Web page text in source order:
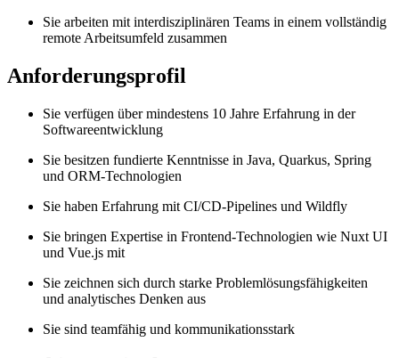
Sie arbeiten mit interdisziplinären Teams in einem vollständig
remote Arbeitsumfeld zusammen
Anforderungsprofil
Sie verfügen über mindestens 10 Jahre Erfahrung in der
Softwareentwicklung
Sie besitzen fundierte Kenntnisse in Java, Quarkus, Spring
und ORM-Technologien
Sie haben Erfahrung mit CI/CD-Pipelines und Wildfly
Sie bringen Expertise in Frontend-Technologien wie Nuxt UI
und Vue.js mit
Sie zeichnen sich durch starke Problemlösungsfähigkeiten
und analytisches Denken aus
Sie sind teamfähig und kommunikationsstark